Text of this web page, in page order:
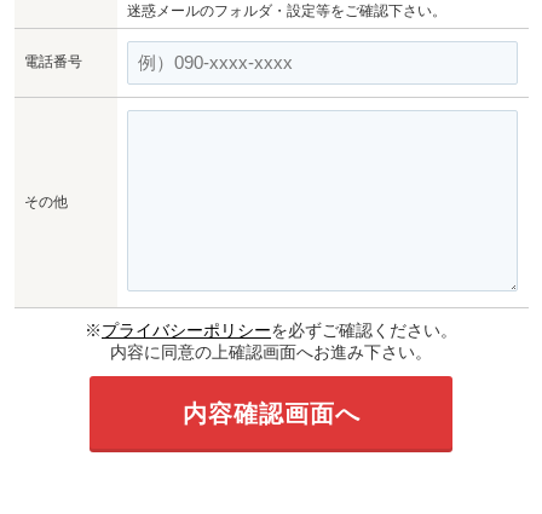
迷惑メールのフォルダ・設定等をご確認下さい。
電話番号
その他
※プライバシーポリシーを必ずご確認ください。
内容に同意の上確認画面へお進み下さい。